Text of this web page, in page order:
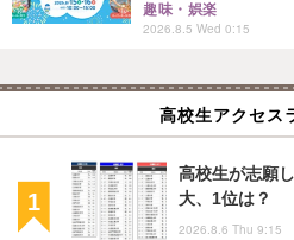
趣味・娯楽
2026.8.5 Wed 0:15
高校生アクセス
高校生が志願
大、1位は？
2026.8.6 Thu 9:15